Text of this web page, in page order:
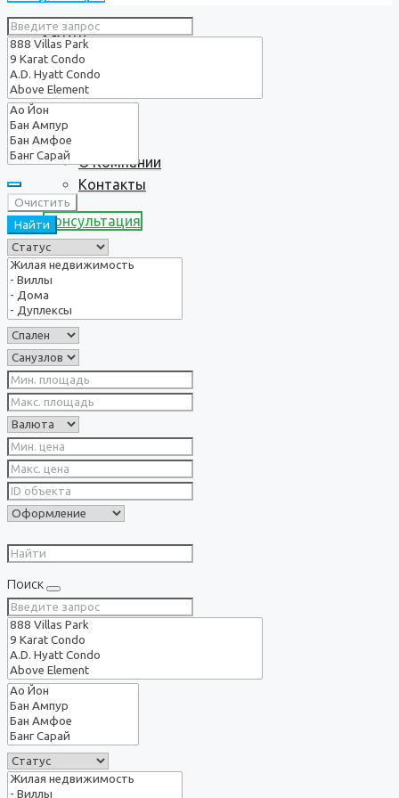
Услуги
О нас
О Компании
Контакты
Консультация
Очистить
Найти
Поиск